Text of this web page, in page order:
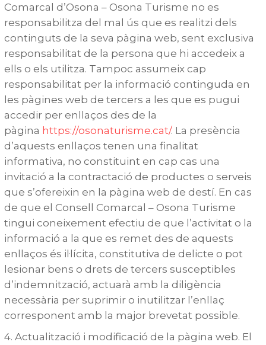
Comarcal d’Osona – Osona Turisme no es
responsabilitza del mal ús que es realitzi dels
continguts de la seva pàgina web, sent exclusiva
responsabilitat de la persona que hi accedeix a
ells o els utilitza. Tampoc assumeix cap
responsabilitat per la informació continguda en
les pàgines web de tercers a les que es pugui
accedir per enllaços des de la
pàgina https://osonaturisme.cat/. La presència
d’aquests enllaços tenen una finalitat
informativa, no constituint en cap cas una
invitació a la contractació de productes o serveis
que s’ofereixin en la pàgina web de destí. En cas
de que el Consell Comarcal – Osona Turisme
tingui coneixement efectiu de que l’activitat o la
informació a la que es remet des de aquests
enllaços és il·lícita, constitutiva de delicte o pot
lesionar bens o drets de tercers susceptibles
d’indemnització, actuarà amb la diligència
necessària per suprimir o inutilitzar l’enllaç
corresponent amb la major brevetat possible.
4. Actualització i modificació de la pàgina web. El